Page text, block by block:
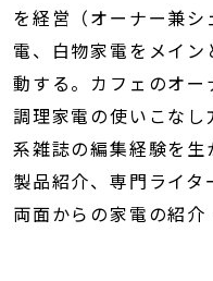
を経営（オーナー兼
電、白物家電をメイ
動する。カフェのオー
調理家電の使いこな
系雑誌の編集経験を
製品紹介、専門ライ
両面からの家電の紹介